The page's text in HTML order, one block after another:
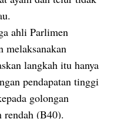
ahli Parlimen
melaksanakan
langkah itu hanya
pendapatan tinggi
golongan
rendah (B40).